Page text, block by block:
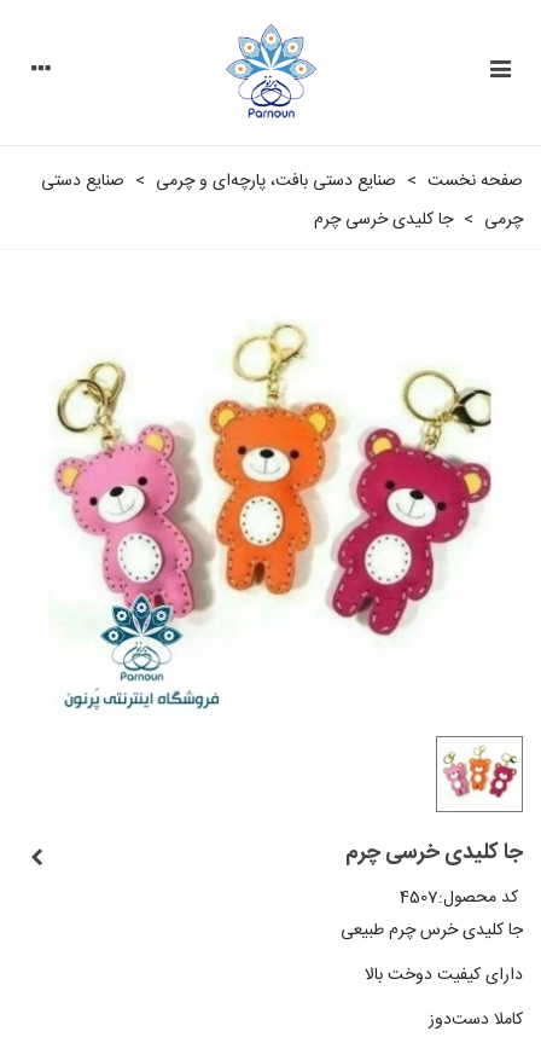
صفحه نخست > صنایع دستی بافت، پارچه‌ای و چرمی > صنایع دستی
چرمی > جا کلیدی خرسی چرم
جا کلیدی خرسی چرم
کد محصول:4507
جا کلیدی خرس چرم طبیعی
دارای کیفیت دوخت بالا
کاملا دست‌دوز